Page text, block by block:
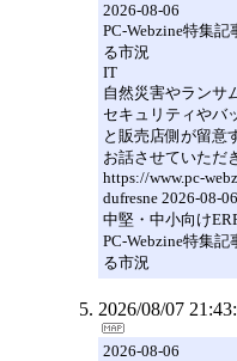
2026-08-06
PC-Webzine特集
る市況
IT
自然災害やランサ
セキュリティやバ
と販売店側が留意
お話させていただ
https://www.pc-
dufresne 2026-08-
中堅・中小向け
PC-Webzine特集
る市況
2026/08/07
2026-08-06